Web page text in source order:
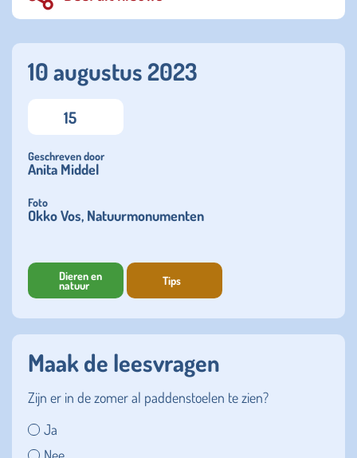
10 augustus 2023
15
Geschreven door
Anita Middel
Foto
Okko Vos, Natuurmonumenten
Dieren en
natuur Tips
Maak de leesvragen
Zijn er in de zomer al paddenstoelen te zien?
Ja